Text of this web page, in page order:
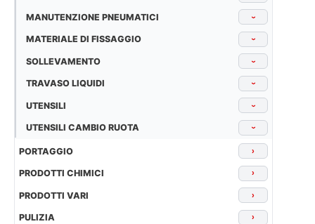
MANUTENZIONE PNEUMATICI ›
MATERIALE DI FISSAGGIO ›
SOLLEVAMENTO ›
TRAVASO LIQUIDI ›
UTENSILI ›
UTENSILI CAMBIO RUOTA ›
PORTAGGIO ›
PRODOTTI CHIMICI ›
PRODOTTI VARI ›
PULIZIA ›